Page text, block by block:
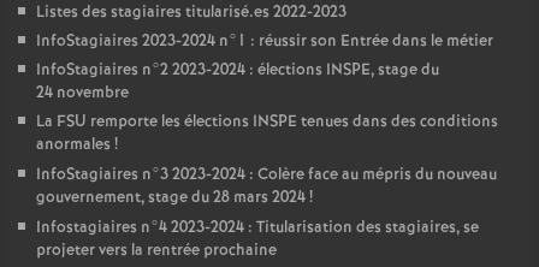
Listes des stagiaires titularisé.es 2022-2023
InfoStagiaires 2023-2024 n°1 : réussir son Entrée dans le métier
InfoStagiaires n°2 2023-2024 : élections INSPE, stage du
24 novembre
La FSU remporte les élections INSPE tenues dans des conditions
anormales !
InfoStagiaires n°3 2023-2024 : Colère face au mépris du nouveau
gouvernement, stage du 28 mars 2024!
Infostagiaires n°4 2023-2024 : Titularisation des stagiaires, se
projeter vers la rentrée prochaine